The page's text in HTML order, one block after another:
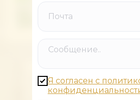
Я согласен с